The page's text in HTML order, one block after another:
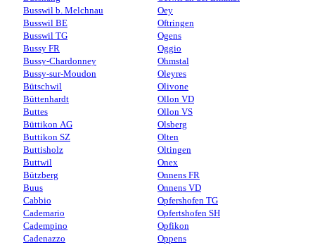
Busswil b. Melchnau
Busswil BE
Busswil TG
Bussy FR
Bussy-Chardonney
Bussy-sur-Moudon
Bütschwil
Büttenhardt
Buttes
Büttikon AG
Buttikon SZ
Buttisholz
Buttwil
Bützberg
Buus
Cabbio
Cademario
Cadempino
Cadenazzo
Oey
Oftringen
Ogens
Oggio
Ohmstal
Oleyres
Olivone
Ollon VD
Ollon VS
Olsberg
Olten
Oltingen
Onex
Onnens FR
Onnens VD
Opfershofen TG
Opfertshofen SH
Opfikon
Oppens